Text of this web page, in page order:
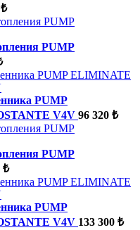
PUMP
PUMP
V4V 96 320 ₺
PUMP
₺
PUMP
V4V 133 300 ₺